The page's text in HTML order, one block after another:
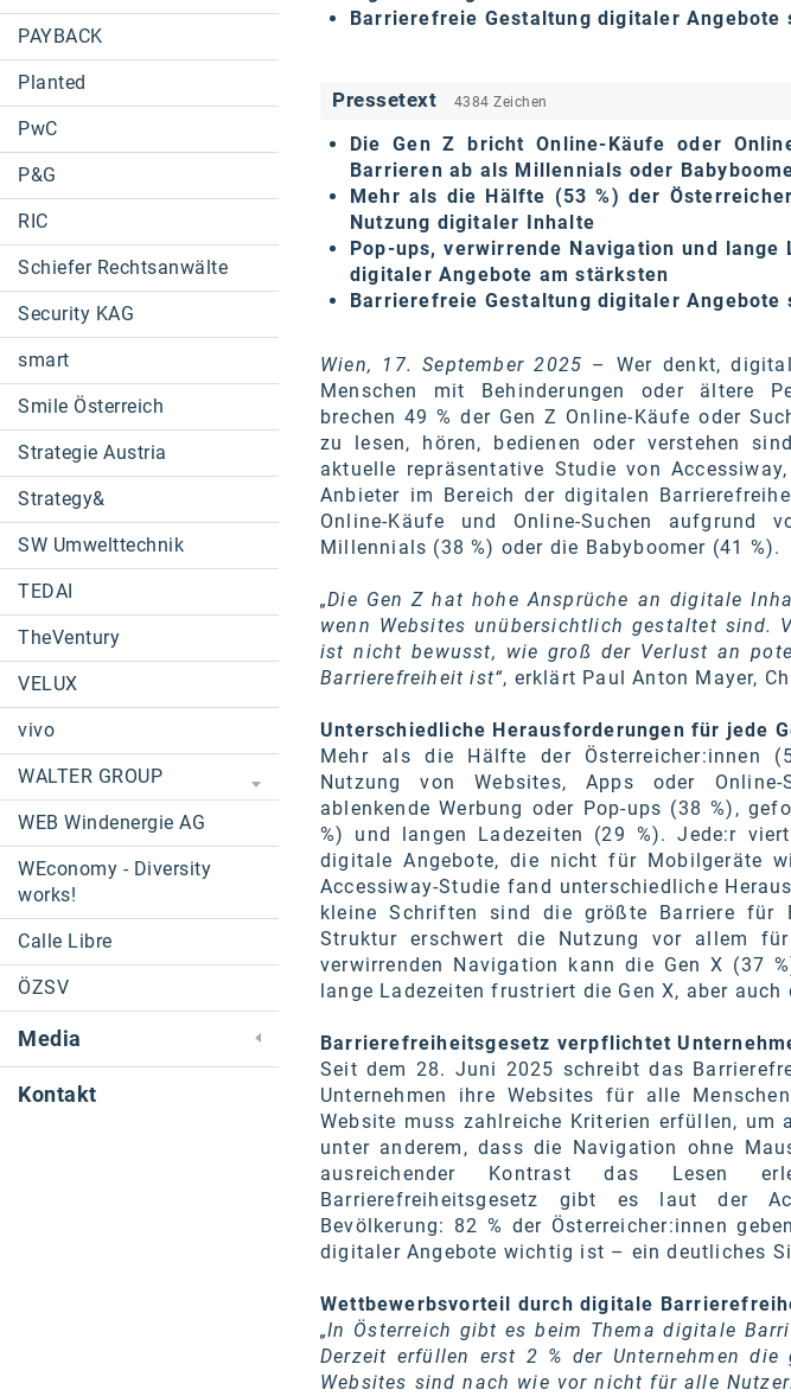
PAYBACK
Planted
PwC
P&G
RIC
Schiefer Rechtsanwälte
Security KAG
smart
Smile Österreich
Strategie Austria
Strategy&
SW Umwelttechnik
TEDAI
TheVentury
VELUX
vivo
WALTER GROUP
WEB Windenergie AG
WEconomy - Diversity
works!
Calle Libre
ÖZSV
Media
Kontakt
Barrierefreie Gestaltung digitaler
Pressetext 4384 Zeichen
Die Gen Z bricht Online-Käufe oder
Barrieren ab als Millennials oder
Mehr als die Hälfte (53 %) der
Nutzung digitaler Inhalte
Pop-ups, verwirrende Navigation und
digitaler Angebote am stärksten
Barrierefreie Gestaltung digitaler
Wien, 17. September 2025 – Wer denkt,
Menschen mit Behinderungen oder ältere
brechen 49 % der Gen Z Online-Käufe oder
zu lesen, hören, bedienen oder verstehen
aktuelle repräsentative Studie von
Anbieter im Bereich der digitalen
Online-Käufe und Online-Suchen
Millennials (38 %) oder die Babyboomer (41 %).
„Die Gen Z hat hohe Ansprüche an digitale
wenn Websites unübersichtlich gestaltet sind.
ist nicht bewusst, wie groß der Verlust an
Barrierefreiheit ist“, erklärt Paul Anton Mayer,
Unterschiedliche Herausforderungen für jede
Mehr als die Hälfte der Österreicher:innen
Nutzung von Websites, Apps oder
ablenkende Werbung oder Pop-ups (38 %),
%) und langen Ladezeiten (29 %). Jede:r
digitale Angebote, die nicht für Mobilgeräte
Accessiway-Studie fand unterschiedliche
kleine Schriften sind die größte Barriere für
Struktur erschwert die Nutzung vor allem
verwirrenden Navigation kann die Gen X (37
lange Ladezeiten frustriert die Gen X, aber auch
Barrierefreiheitsgesetz verpflichtet
Seit dem 28. Juni 2025 schreibt das
Unternehmen ihre Websites für alle
Website muss zahlreiche Kriterien erfüllen,
unter anderem, dass die Navigation ohne
ausreichender Kontrast das Lesen
Barrierefreiheitsgesetz gibt es laut der
Bevölkerung: 82 % der Österreicher:innen
digitaler Angebote wichtig ist – ein deutliches
Wettbewerbsvorteil durch digitale
„In Österreich gibt es beim Thema digitale
Derzeit erfüllen erst 2 % der Unternehmen die
Websites sind nach wie vor nicht für alle